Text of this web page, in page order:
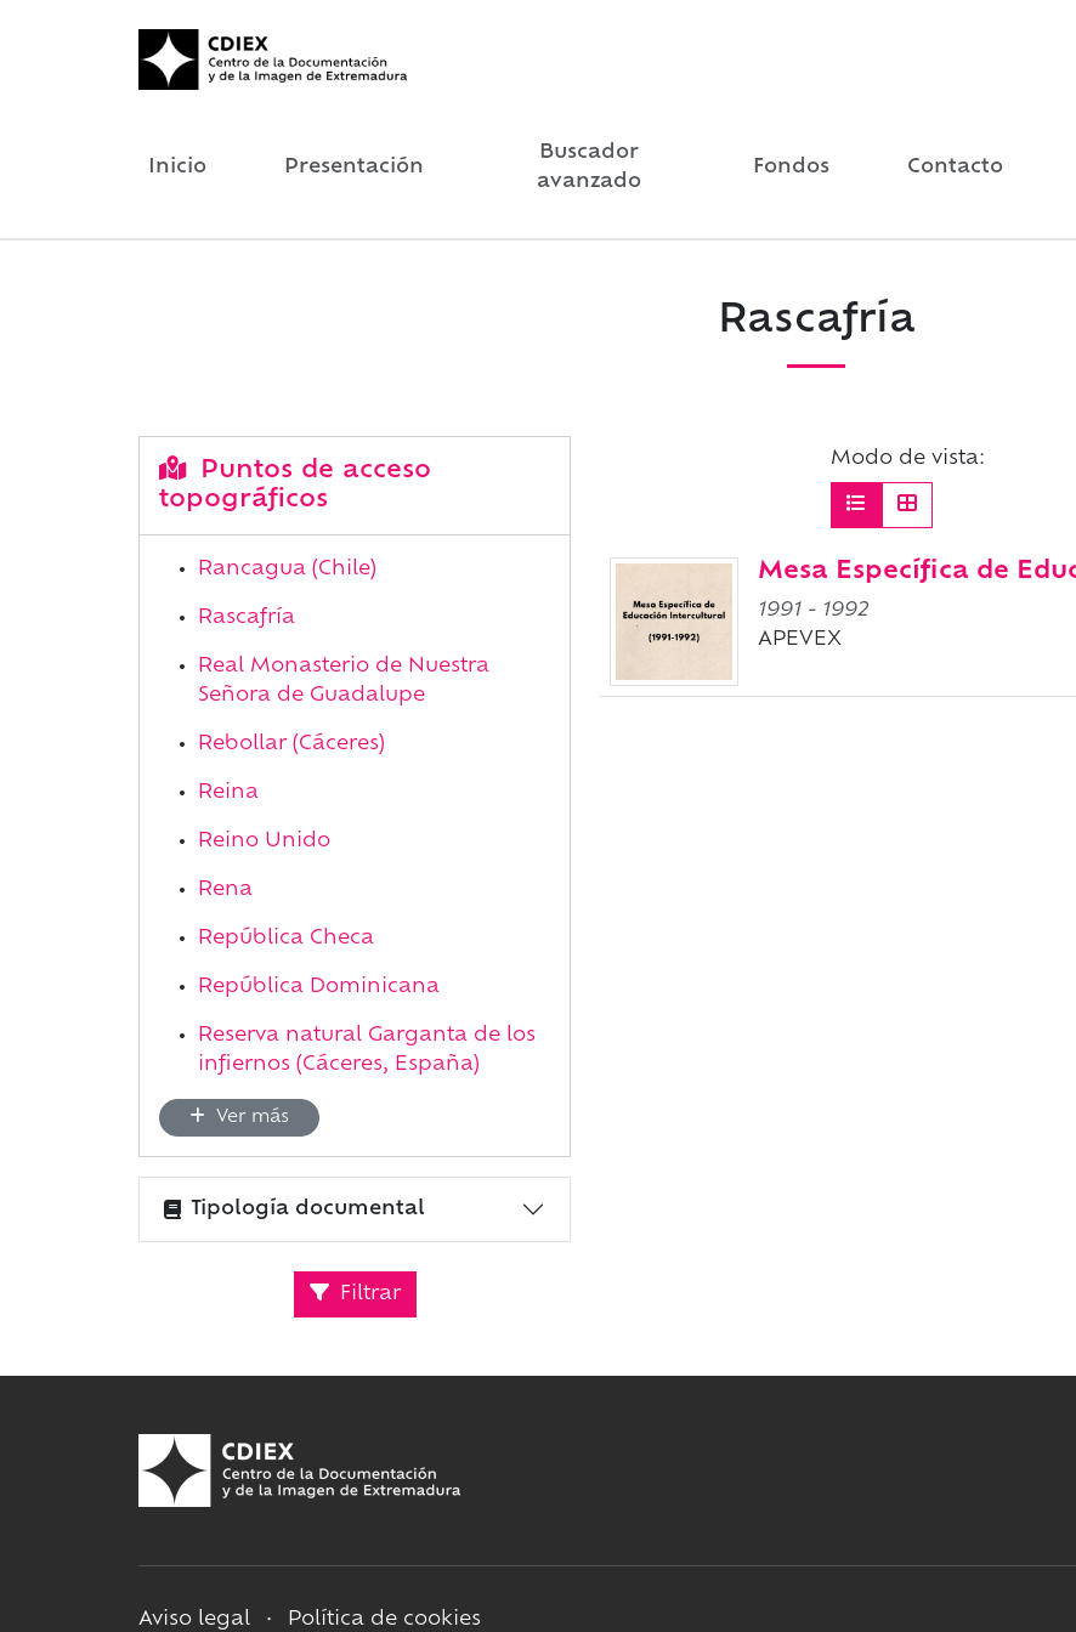
Inicio Presentación
Buscador
avanzado
Fondos Contacto
Rascafría
Puntos de acceso
topográficos
Rancagua (Chile)
Rascafría
Real Monasterio de Nuestra
Señora de Guadalupe
Rebollar (Cáceres)
Reina
Reino Unido
Rena
República Checa
República Dominicana
Reserva natural Garganta de los
infiernos (Cáceres, España)
Ver más
Tipología documental
Filtrar
Modo de vista:
Mesa Específica de
1991 - 1992
APEVEX
Aviso legal • Política de cookies